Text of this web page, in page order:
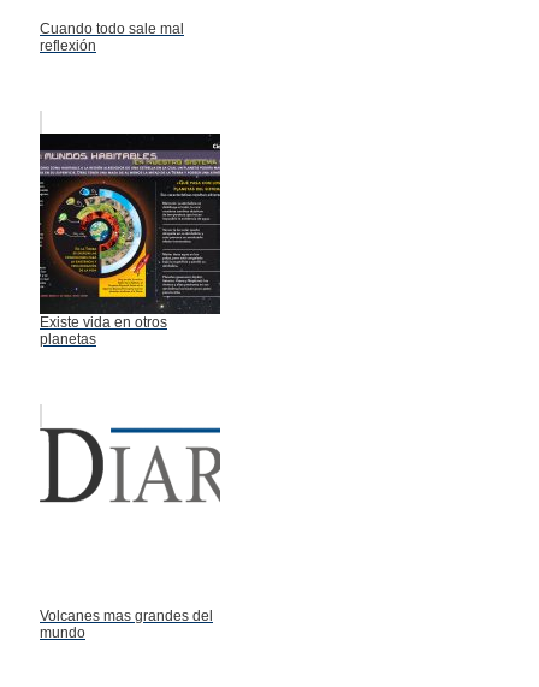
Cuando todo sale mal
reflexión
Existe vida en otros
planetas
Volcanes mas grandes del
mundo